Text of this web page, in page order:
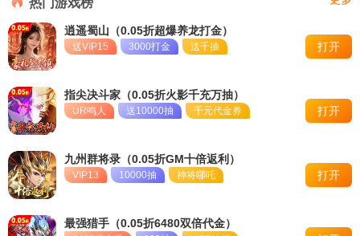
冠名活动
单日大额福利
逍遥蜀山（0.05折超爆养龙打金）
送VIP15 3000打金 送千抽 打开
指尖决斗家（0.05折火影千充万抽）
UR鸣人 送10000抽 千元代金券 打开
九州群将录（0.05折GM十倍返利）
VIP13 10000抽 神将哪吒 打开
最强猎手（0.05折6480双倍代金）